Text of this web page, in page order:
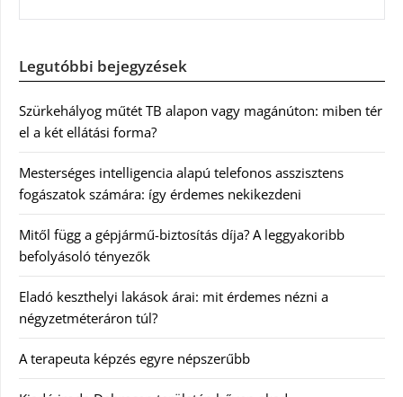
Legutóbbi bejegyzések
Szürkehályog műtét TB alapon vagy magánúton: miben tér
el a két ellátási forma?
Mesterséges intelligencia alapú telefonos asszisztens
fogászatok számára: így érdemes nekikezdeni
Mitől függ a gépjármű-biztosítás díja? A leggyakoribb
befolyásoló tényezők
Eladó keszthelyi lakások árai: mit érdemes nézni a
négyzetméteráron túl?
A terapeuta képzés egyre népszerűbb